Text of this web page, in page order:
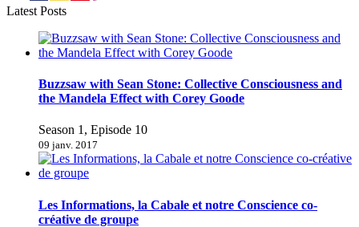
Latest Posts
Buzzsaw with Sean Stone: Collective Consciousness and
the Mandela Effect with Corey Goode
Season 1, Episode 10
09 janv. 2017
Les Informations, la Cabale et notre Conscience co-
créative de groupe